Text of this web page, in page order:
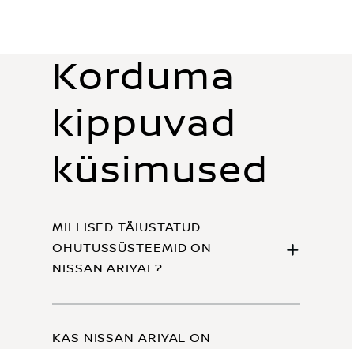
Korduma
kippuvad
küsimused
MILLISED TÄIUSTATUD
OHUTUSSÜSTEEMID ON
NISSAN ARIYAL?
KAS NISSAN ARIYAL ON